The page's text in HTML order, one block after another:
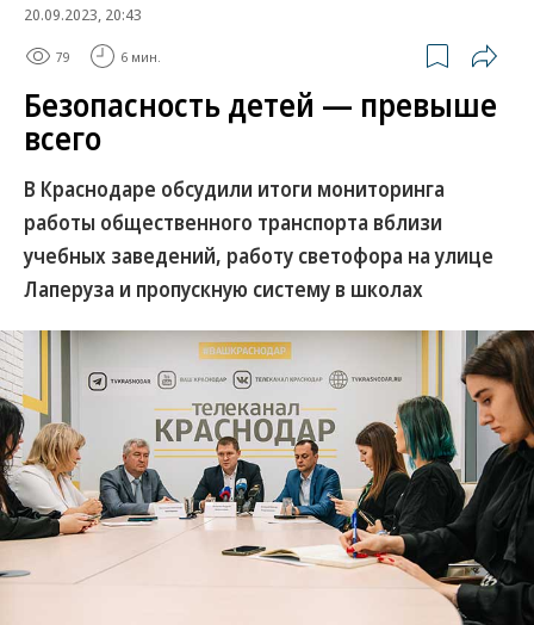
20.09.2023, 20:43
79 6 мин.
Безопасность детей — превыше
всего
В Краснодаре обсудили итоги мониторинга
работы общественного транспорта вблизи
учебных заведений, работу светофора на улице
Лаперуза и пропускную систему в школах